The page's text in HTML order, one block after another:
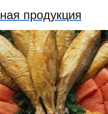
продукция